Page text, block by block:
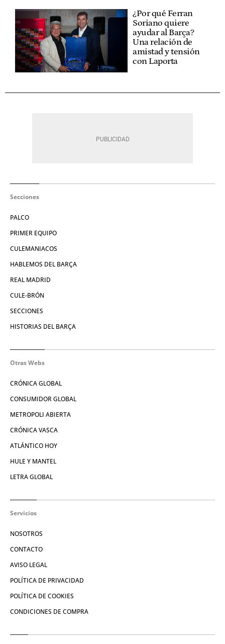
¿Por qué Ferran
Soriano quiere
ayudar al Barça?
Una relación de
amistad y tensión
con Laporta
Secciones
PALCO
PRIMER EQUIPO
CULEMANIACOS
HABLEMOS DEL BARÇA
REAL MADRID
CULE-BRÓN
SECCIONES
HISTORIAS DEL BARÇA
Otras Webs
CRÓNICA GLOBAL
CONSUMIDOR GLOBAL
METROPOLI ABIERTA
CRÓNICA VASCA
ATLÁNTICO HOY
HULE Y MANTEL
LETRA GLOBAL
Servicios
NOSOTROS
CONTACTO
AVISO LEGAL
POLÍTICA DE PRIVACIDAD
POLÍTICA DE COOKIES
CONDICIONES DE COMPRA